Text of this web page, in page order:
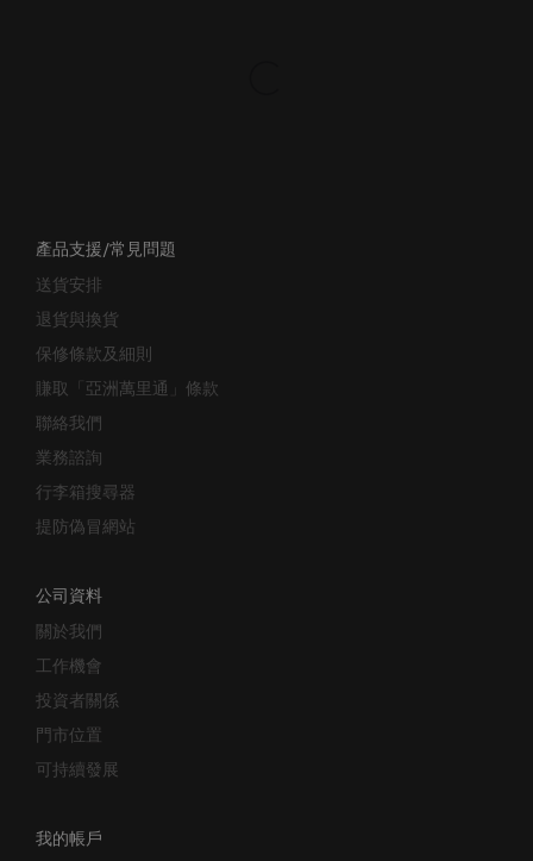
產品支援/常見問題
送貨安排
退貨與換貨
保修條款及細則
賺取「亞洲萬里通」條款
聯絡我們
業務諮詢
行李箱搜尋器
提防偽冒網站
公司資料
關於我們
工作機會
投資者關係
門市位置
可持續發展
我的帳戶